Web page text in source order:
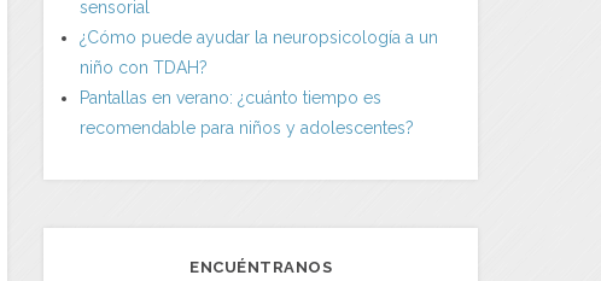
sensorial
¿Cómo puede ayudar la neuropsicología a un
niño con TDAH?
Pantallas en verano: ¿cuánto tiempo es
recomendable para niños y adolescentes?
ENCUÉNTRANOS